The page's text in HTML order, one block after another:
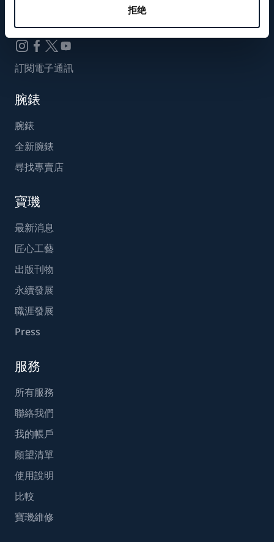
拒绝
Breguet_China
訂閱電子通訊
腕錶
腕錶
全新腕錶
尋找專賣店
寶璣
最新消息
匠心工藝
出版刊物
永續發展
職涯發展
Press
服務
所有服務
聯絡我們
我的帳戶
願望清單
使用說明
比較
寶璣維修